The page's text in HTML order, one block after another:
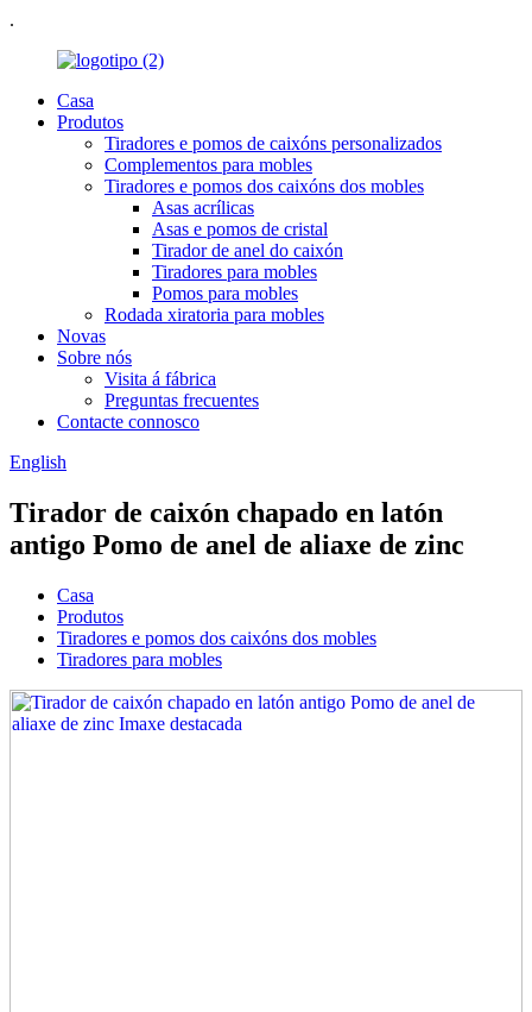
.
Casa
Produtos
Tiradores e pomos de caixóns personalizados
Complementos para mobles
Tiradores e pomos dos caixóns dos mobles
Asas acrílicas
Asas e pomos de cristal
Tirador de anel do caixón
Tiradores para mobles
Pomos para mobles
Rodada xiratoria para mobles
Novas
Sobre nós
Visita á fábrica
Preguntas frecuentes
Contacte connosco
English
Tirador de caixón chapado en latón
antigo Pomo de anel de aliaxe de zinc
Casa
Produtos
Tiradores e pomos dos caixóns dos mobles
Tiradores para mobles